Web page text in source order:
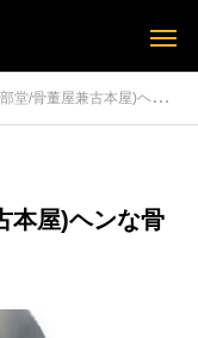
兼古本屋)ヘンな骨董品大品評会vol.2
本屋)ヘンな骨